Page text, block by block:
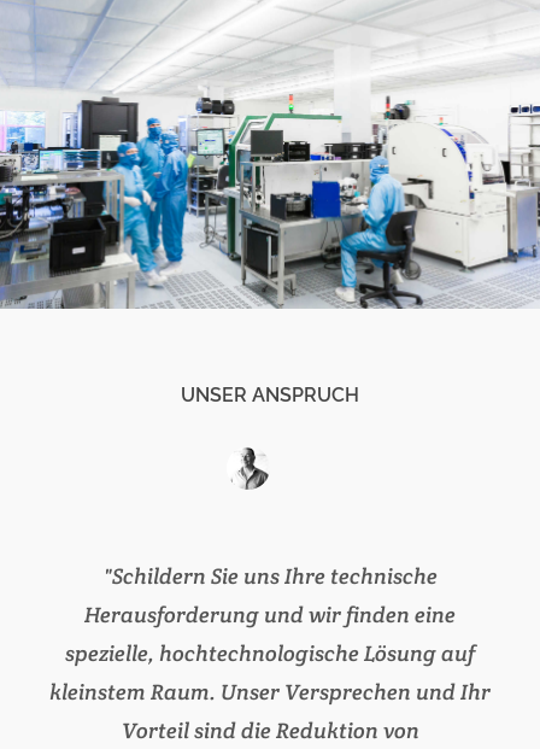
UNSER ANSPRUCH
Schildern Sie uns Ihre technische
Herausforderung und wir finden eine
spezielle, hochtechnologische Lösung auf
kleinstem Raum. Unser Versprechen und Ihr
Vorteil sind die Reduktion von